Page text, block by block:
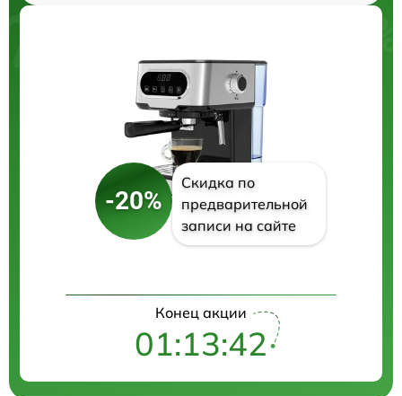
-20%
Скидка по
предварительной
записи на сайте
Конец акции
01:13:42